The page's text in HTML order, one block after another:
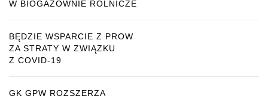
W BIOGAZOWNIE ROLNICZE
BĘDZIE WSPARCIE Z PROW
ZA STRATY W ZWIĄZKU
Z COVID-19
GK GPW ROZSZERZA